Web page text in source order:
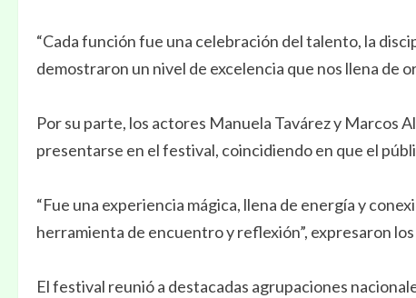
“Cada función fue una celebración del talento, la
demostraron un nivel de excelencia que nos llena de
Por su parte, los actores Manuela Tavárez y Marcos
presentarse en el festival, coincidiendo en que el
“Fue una experiencia mágica, llena de energía y
herramienta de encuentro y reflexión”, expresaron
El festival reunió a destacadas agrupaciones